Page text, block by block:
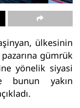
ülkesinin
gümrük
yönelik siyasi
bunun yakın